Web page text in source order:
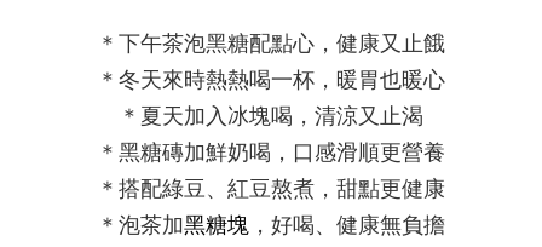
＊下午茶泡黑糖配點心，健康又止餓
＊冬天來時熱熱喝一杯，暖胃也暖心
＊夏天加入冰塊喝，清涼又止渴
＊ 黑糖磚加鮮奶喝，口感滑順更營養
＊搭配綠豆、紅豆熬煮，甜點更健康
＊泡茶加黑糖塊 ，好喝、健康無負擔